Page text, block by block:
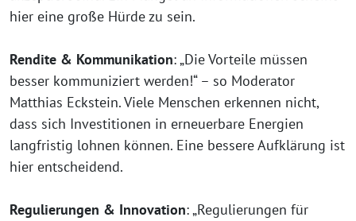
hier eine große Hürde zu sein.
Rendite & Kommunikation: „Die Vorteile müssen
besser kommuniziert werden!“ – so Moderator
Matthias Eckstein. Viele Menschen erkennen nicht,
dass sich Investitionen in erneuerbare Energien
langfristig lohnen können. Eine bessere Aufklärung ist
hier entscheidend.
Regulierungen & Innovation: „Regulierungen für